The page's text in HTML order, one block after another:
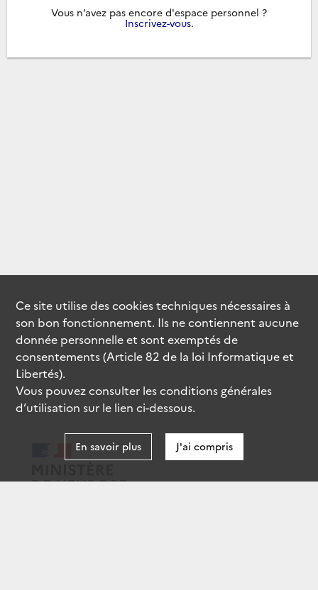
Vous n’avez pas encore d'espace personnel ?
Inscrivez-vous.
Ce site utilise descookiestechniques nécessaires à
son bon fonctionnement. Ils ne contiennent aucune
donnée personnelle et sont exemptés de
consentements (Article 82 de la loi Informatique et
Libertés).
Vous pouvez consulter les conditions générales
d’utilisation sur le lien ci-dessous.
En savoir plus J'ai compris